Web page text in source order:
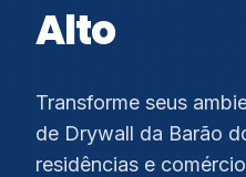
Alto
Transforme seus
de Drywall da Barão
residências e